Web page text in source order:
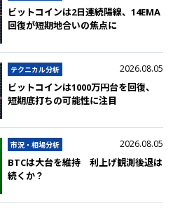
ビットコインは2日連続陽線、14EMA
回復が短期地合いの焦点に
テクニカル分析 2026.08.05
ビットコインは1000万円台を回復、
短期底打ちの可能性に注目
市況・相場分析 2026.08.05
BTCは大台を維持 利上げ観測後退は
続くか？